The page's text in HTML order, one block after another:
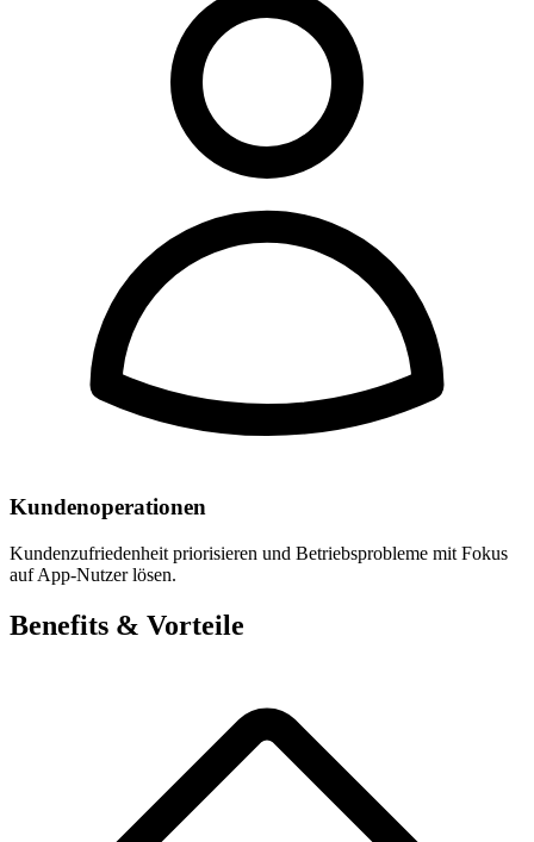
Kundenoperationen
Kundenzufriedenheit priorisieren und Betriebsprobleme mit Fokus
auf App-Nutzer lösen.
Benefits & Vorteile